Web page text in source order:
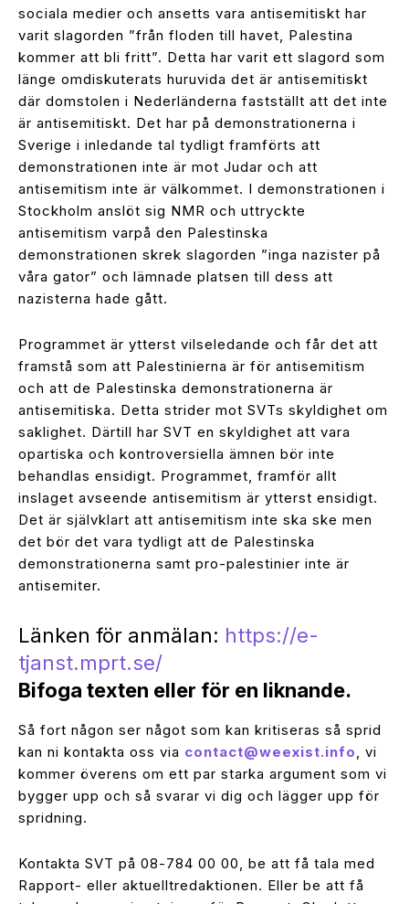
sociala medier och ansetts vara antisemitiskt har
varit slagorden ”från floden till havet, Palestina
kommer att bli fritt”. Detta har varit ett slagord som
länge omdiskuterats huruvida det är antisemitiskt
där domstolen i Nederländerna fastställt att det inte
är antisemitiskt. Det har på demonstrationerna i
Sverige i inledande tal tydligt framförts att
demonstrationen inte är mot Judar och att
antisemitism inte är välkommet. I demonstrationen i
Stockholm anslöt sig NMR och uttryckte
antisemitism varpå den Palestinska
demonstrationen skrek slagorden ”inga nazister på
våra gator” och lämnade platsen till dess att
nazisterna hade gått.
Programmet är ytterst vilseledande och får det att
framstå som att Palestinierna är för antisemitism
och att de Palestinska demonstrationerna är
antisemitiska. Detta strider mot SVTs skyldighet om
saklighet. Därtill har SVT en skyldighet att vara
opartiska och kontroversiella ämnen bör inte
behandlas ensidigt. Programmet, framför allt
inslaget avseende antisemitism är ytterst ensidigt.
Det är självklart att antisemitism inte ska ske men
det bör det vara tydligt att de Palestinska
demonstrationerna samt pro-palestinier inte är
antisemiter.
Länken för anmälan: https://e-
tjanst.mprt.se/
Bifoga texten eller för en liknande.
Så fort någon ser något som kan kritiseras så sprid
kan ni kontakta oss via contact@weexist.info, vi
kommer överens om ett par starka argument som vi
bygger upp och så svarar vi dig och lägger upp för
spridning.
Kontakta SVT på 08-784 00 00, be att få tala med
Rapport- eller aktuelltredaktionen. Eller be att få